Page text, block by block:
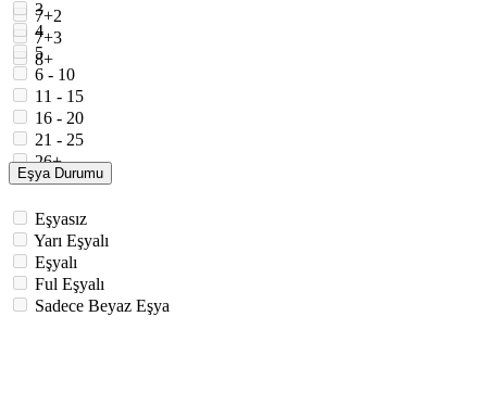
7+2
7+3
8+
3
4
5
6 - 10
11 - 15
16 - 20
21 - 25
26+
Eşya Durumu
Eşyasız
Yarı Eşyalı
Eşyalı
Ful Eşyalı
Sadece Beyaz Eşya